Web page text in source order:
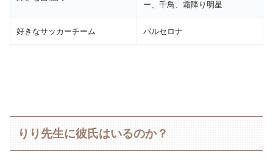
ー、千鳥、霜降り明星
好きなサッカーチーム バルセロナ
りり先生に彼氏はいるのか？